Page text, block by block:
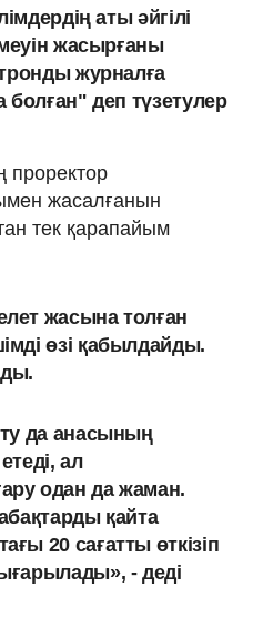
аты әйгілі
жасырғаны
журналға
деп түзетулер
проректор
жасалғанын
тек қарапайым
жасына толған
өзі қабылдайды.
да анасының
ал
одан да жаман.
қайта
20 сағатты өткізіп
- деді